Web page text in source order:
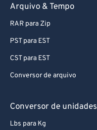
Arquivo & Tempo
RAR para Zip
PST para EST
CST para EST
Conversor de arquivo
Conversor de unidades
Lbs para Kg